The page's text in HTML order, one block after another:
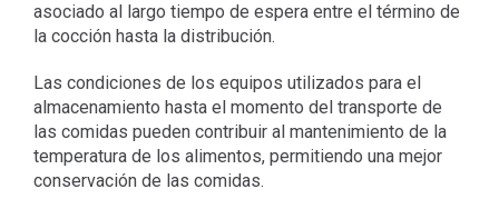
asociado al largo tiempo de espera entre el término de
la cocción hasta la distribución.
Las condiciones de los equipos utilizados para el
almacenamiento hasta el momento del transporte de
las comidas pueden contribuir al mantenimiento de la
temperatura de los alimentos, permitiendo una mejor
conservación de las comidas.